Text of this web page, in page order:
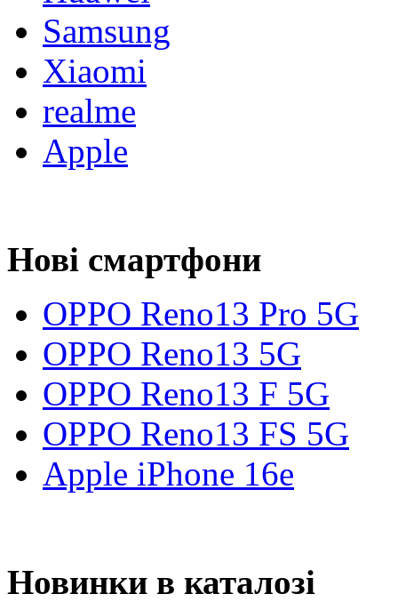
Samsung
Xiaomi
realme
Apple
Нові смартфони
OPPO Reno13 Pro 5G
OPPO Reno13 5G
OPPO Reno13 F 5G
OPPO Reno13 FS 5G
Apple iPhone 16e
Новинки в каталозі